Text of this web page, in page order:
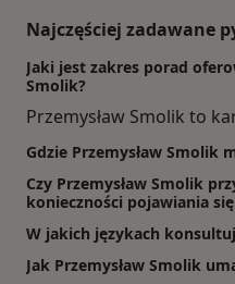
Najczęściej zadawane
Jaki jest zakres porad
Smolik?
Przemysław Smolik to
Gdzie Przemysław Smolik
Czy Przemysław Smolik
konieczności pojawiania
W jakich językach
Jak Przemysław Smolik